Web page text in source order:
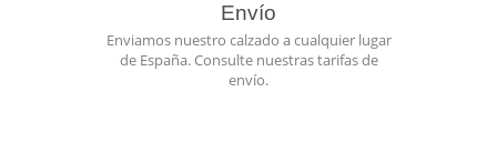
Envío
Enviamos nuestro calzado a cualquier lugar
de España. Consulte nuestras tarifas de
envío.